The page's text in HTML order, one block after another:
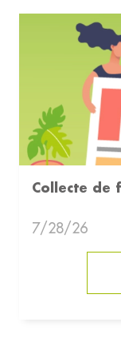
Collecte de
7/28/26